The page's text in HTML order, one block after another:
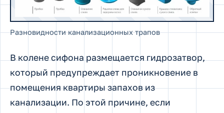
Разновидности канализационных трапов
В колене сифона размещается гидрозатвор,
который предупреждает проникновение в
помещения квартиры запахов из
канализации. По этой причине, если